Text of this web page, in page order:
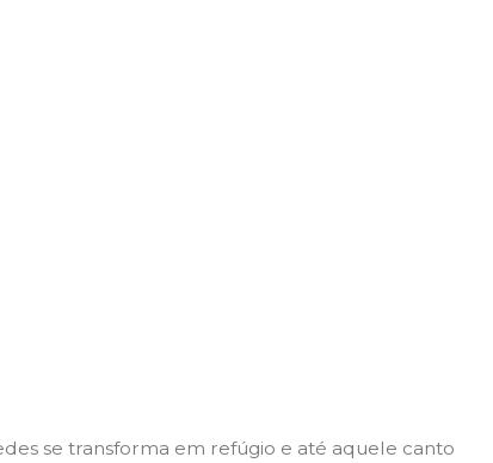
se transforma em refúgio e até aquele canto